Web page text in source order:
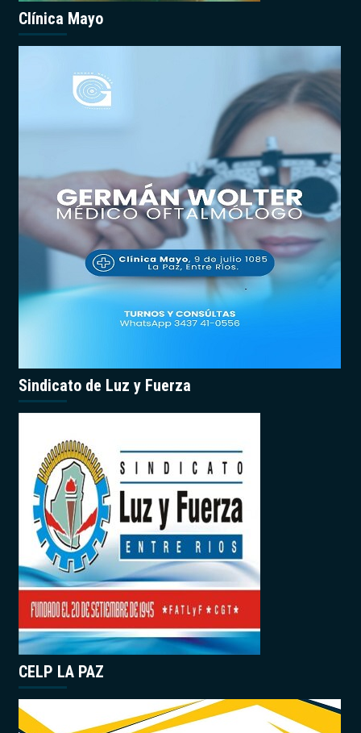
Clínica Mayo
Sindicato de Luz y Fuerza
CELP LA PAZ